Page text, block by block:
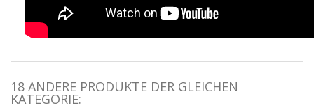
18 ANDERE PRODUKTE DER GLEICHEN
KATEGORIE: